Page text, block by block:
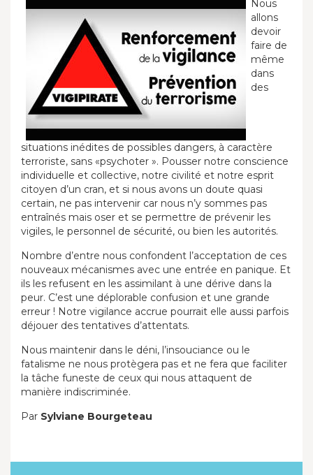
Nous
allons
devoir
faire de
même
dans
des
situations inédites de possibles dangers, à caractère
terroriste, sans «psychoter ». Pousser notre conscience
individuelle et collective, notre civilité et notre esprit
citoyen d’un cran, et si nous avons un doute quasi
certain, ne pas intervenir car nous n’y sommes pas
entraînés mais oser et se permettre de prévenir les
vigiles, le personnel de sécurité, ou bien les autorités.
Nombre d’entre nous confondent l’acceptation de ces
nouveaux mécanismes avec une entrée en panique. Et
ils les refusent en les assimilant à une dérive dans la
peur. C’est une déplorable confusion et une grande
erreur ! Notre vigilance accrue pourrait elle aussi parfois
déjouer des tentatives d’attentats.
Nous maintenir dans le déni, l’insouciance ou le
fatalisme ne nous protègera pas et ne fera que faciliter
la tâche funeste de ceux qui nous attaquent de
manière indiscriminée.
Par Sylviane Bourgeteau